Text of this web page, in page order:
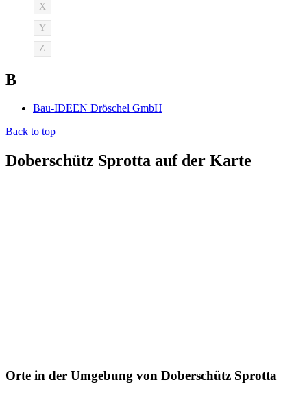
X
Y
Z
B
Bau-IDEEN Dröschel GmbH
Back to top
Doberschütz Sprotta auf der Karte
Orte in der Umgebung von Doberschütz Sprotta